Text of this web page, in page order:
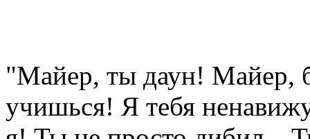
"Майер, ты даун! Майер,
учишься! Я тебя